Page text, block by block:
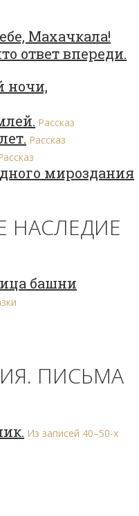
Махачкала!
ответ впереди.
ночи,
Рассказ
Рассказ
мироздания
НАСЛЕДИЕ
башни
ПИСЬМА
Из записей 40–50-х